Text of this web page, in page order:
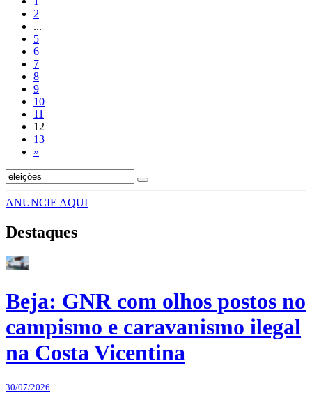
2
...
5
6
7
8
9
10
11
12
13
»
ANUNCIE AQUI
Destaques
Beja: GNR com olhos postos no
campismo e caravanismo ilegal
na Costa Vicentina
30/07/2026